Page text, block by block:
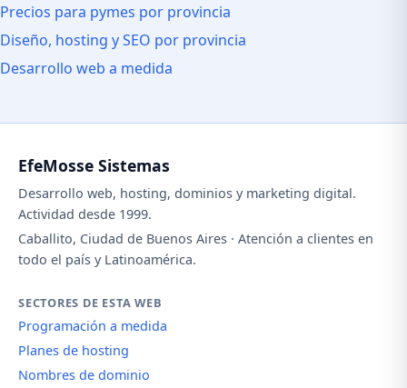
Precios para pymes por provincia
Diseño, hosting y SEO por provincia
Desarrollo web a medida
EfeMosse Sistemas
Desarrollo web, hosting, dominios y marketing digital.
Actividad desde 1999.
Caballito, Ciudad de Buenos Aires · Atención a clientes en
todo el país y Latinoamérica.
SECTORES DE ESTA WEB
Programación a medida
Planes de hosting
Nombres de dominio